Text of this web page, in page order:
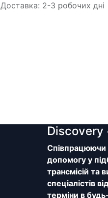
Доставка: 2-3 робочих дні
Discovery
Співпрацюючи
допомогу у
трансмісій та
спеціалістів
терміни в